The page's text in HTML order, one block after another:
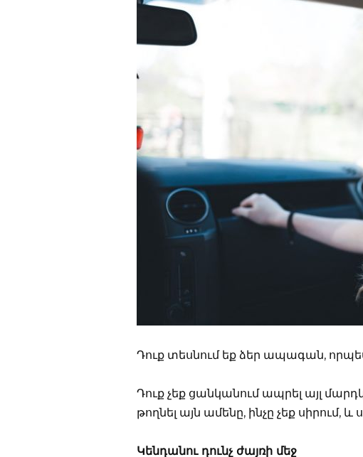
Դուք տեսնում եք ձեր ապագան,
Դուք չեք ցանկանում ապրել այլ
թողնել այն ամենը, ինչը չեք
Կենդանու դունչ ժայռի մեջ